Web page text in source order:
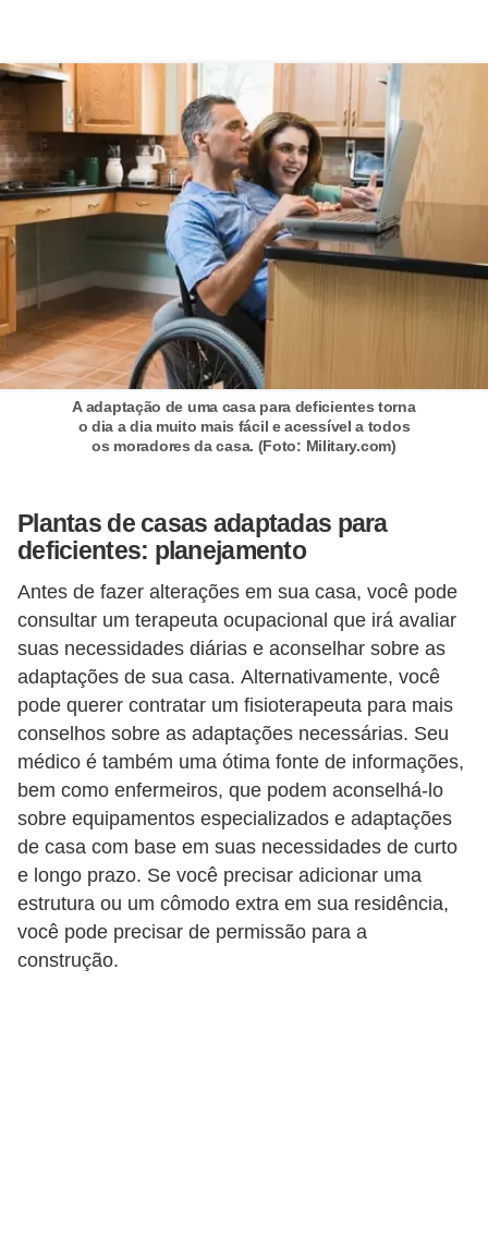
A adaptação de uma casa para deficientes torna
o dia a dia muito mais fácil e acessível a todos
os moradores da casa. (Foto: Military.com)
Plantas de casas adaptadas para
deficientes: planejamento
Antes de fazer alterações em sua casa, você pode
consultar um terapeuta ocupacional que irá avaliar
suas necessidades diárias e aconselhar sobre as
adaptações de sua casa. Alternativamente, você
pode querer contratar um fisioterapeuta para mais
conselhos sobre as adaptações necessárias. Seu
médico é também uma ótima fonte de informações,
bem como enfermeiros, que podem aconselhá-lo
sobre equipamentos especializados e adaptações
de casa com base em suas necessidades de curto
e longo prazo. Se você precisar adicionar uma
estrutura ou um cômodo extra em sua residência,
você pode precisar de permissão para a
construção.
i
s
S
í
d
i
c
o
n
d
o
m
í
n
i
o